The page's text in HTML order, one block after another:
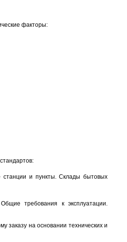
факторы:
станции и пункты. Склады бытовых
требования к эксплуатации.
заказу на основании технических и